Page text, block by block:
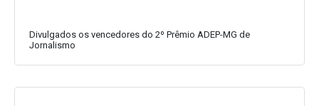
Divulgados os vencedores do 2º Prêmio ADEP-MG de
Jornalismo